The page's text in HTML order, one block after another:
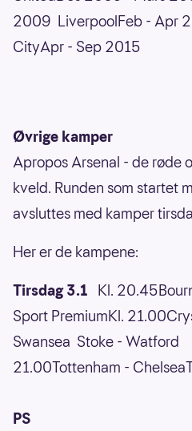
2009 LiverpoolFeb - Apr
CityApr - Sep 2015
Øvrige kamper
Apropos Arsenal - de røde
kveld. Runden som startet
avsluttes med kamper
Her er de kampene:
Tirsdag 3.1 Kl.
Sport PremiumKl.
Swansea Stoke - Watford
21.00Tottenham -
PS